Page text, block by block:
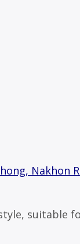
Nakhon
suitable